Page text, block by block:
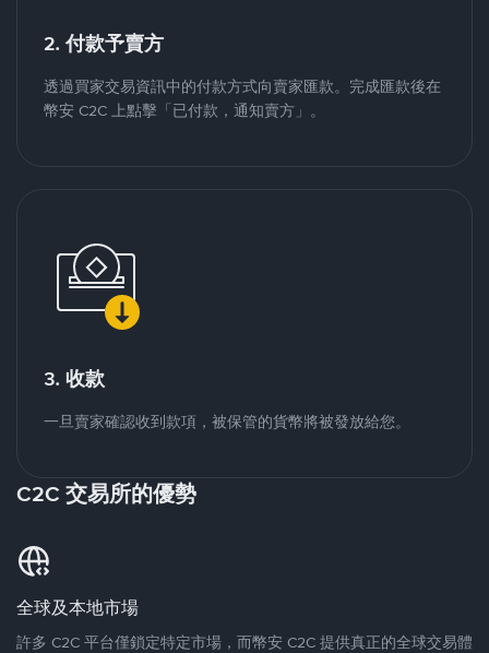
2. 付款予賣方
透過買家交易資訊中的付款方式向賣家匯款。完成匯款後在
幣安 C2C 上點擊「已付款，通知賣方」。
3. 收款
一旦賣家確認收到款項，被保管的貨幣將被發放給您。
C2C 交易所的優勢
全球及本地市場
許多 C2C 平台僅鎖定特定市場，而幣安 C2C 提供真正的全球交易體